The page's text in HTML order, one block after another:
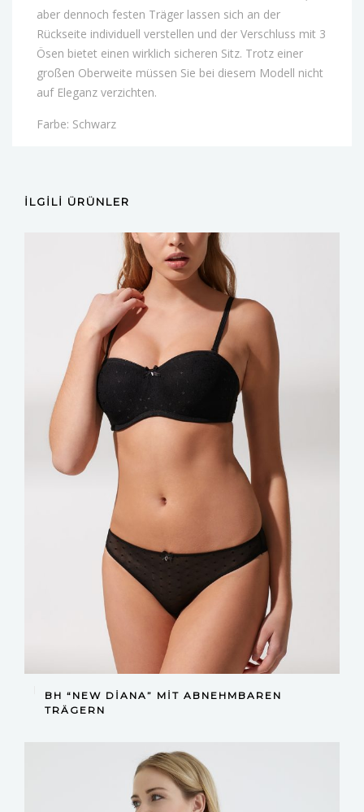
aber dennoch festen Träger lassen sich an der
Rückseite individuell verstellen und der Verschluss mit 3
Ösen bietet einen wirklich sicheren Sitz. Trotz einer
großen Oberweite müssen Sie bei diesem Modell nicht
auf Eleganz verzichten.
Farbe: Schwarz
İLGILI ÜRÜNLER
DEVAMINI OKU
BH “NEW DIANA” MIT ABNEHMBAREN
TRÄGERN